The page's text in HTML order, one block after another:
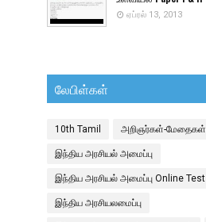
ஏப்ரல் 13, 2013
லேபிள்கள்
10th Tamil அறிஞர்கள்-மேதைகள்
இந்திய அரசியல் அமைப்பு
இந்திய அரசியல் அமைப்பு Online Test
இந்திய அரசியலமைப்பு